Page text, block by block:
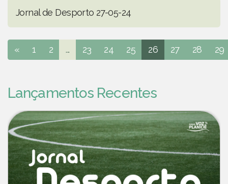
Jornal de Desporto 27-05-24
« 1 2 ... 23 24 25 26 27 28 29
Lançamentos Recentes